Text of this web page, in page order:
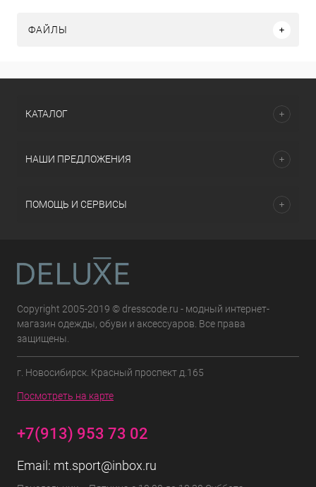
ФАЙЛЫ
КАТАЛОГ
НАШИ ПРЕДЛОЖЕНИЯ
ПОМОЩЬ И СЕРВИСЫ
Copyright 2005-2019 © dresscode.ru - модный интернет-
магазин одежды, обуви и аксессуаров. Все права
защищены.
г. Новосибирск. Красный проспект д.165
Посмотреть на карте
+7(913) 953 73 02
Email: mt.sport@inbox.ru